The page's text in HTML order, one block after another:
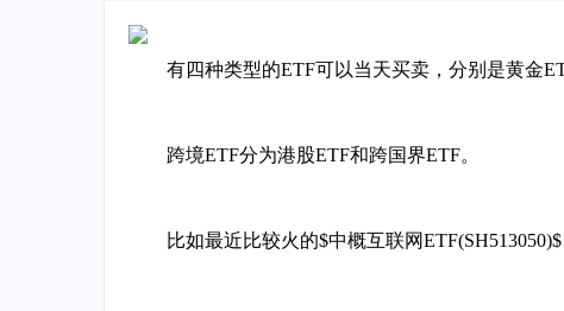
有四种类型的ETF可以当天买卖，分别是黄金
跨境ETF分为港股ETF和跨国界ETF。
比如最近比较火的$中概互联网ETF(SH513050)$